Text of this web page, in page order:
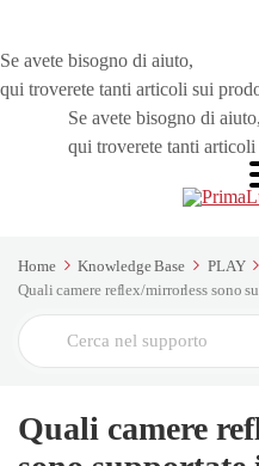
Se avete bisogno di aiuto,
qui troverete tanti articoli sui
Se avete bisogno di aiuto,
qui troverete tanti
Home Knowledge Base
PLAY
Quali camere reflex/mirrorless sono
Cerca
Quali camere